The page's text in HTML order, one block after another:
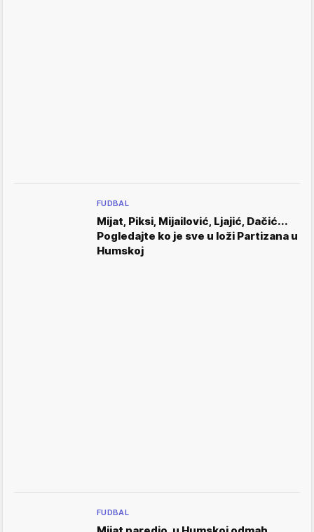
FUDBAL
Mijat, Piksi, Mijailović, Ljajić, Dačić...
Pogledajte ko je sve u loži Partizana u
Humskoj
FUDBAL